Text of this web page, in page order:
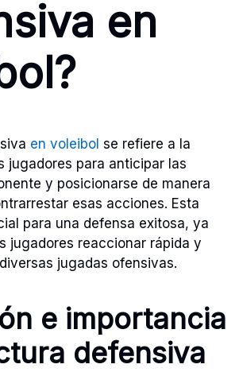
en
en voleibol se refiere a la
jugadores para anticipar las
y posicionarse de manera
esas acciones. Esta
para una defensa exitosa, ya
jugadores reaccionar rápida y
jugadas ofensivas.
e importancia
defensiva